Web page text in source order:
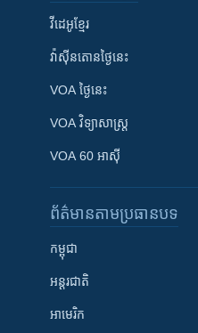
វីដេអូ​ខ្មែរ
វ៉ាស៊ីនតោន​ថ្ងៃ​នេះ
VOA ថ្ងៃនេះ
VOA ​វិទ្យាសាស្ត្រ
VOA 60 អាស៊ី
ព័ត៌មាន​តាមប្រធានបទ​
កម្ពុជា
អន្តរជាតិ
អាមេរិក